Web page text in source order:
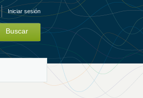
Iniciar sesión